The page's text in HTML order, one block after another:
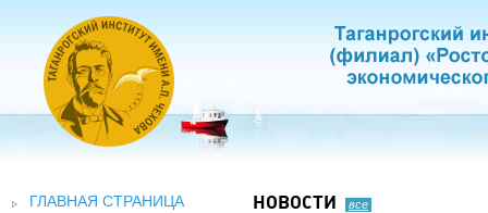
ГЛАВНАЯ СТРАНИЦА
НОВОСТИ все